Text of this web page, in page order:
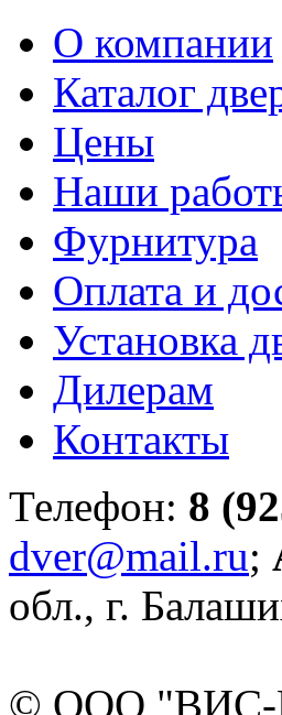
О компании
Каталог
Цены
Наши
Фурнитура
Оплата и
Установка
Дилерам
Контакты
Телефон: 8
dver@mail.ru;
обл., г.
© ООО "ВИС-